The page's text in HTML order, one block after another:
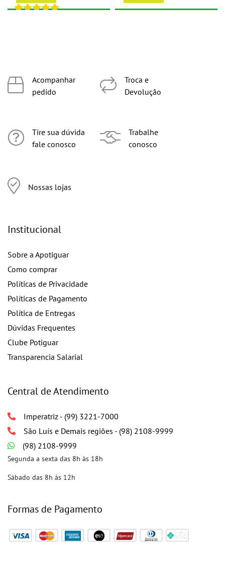
Acompanhar
pedido
Tire sua dúvida
fale conosco
Nossas lojas
Troca e
Devolução
Trabalhe
conosco
Institucional
Sobre a Apotiguar
Como comprar
Políticas de Privacidade
Políticas de Pagamento
Política de Entregas
Dúvidas Frequentes
Clube Potiguar
Transparencia Salarial
Central de Atendimento
Imperatriz - (99) 3221-7000
São Luís e Demais regiões - (98) 2108-9999
(98) 2108-9999
Segunda a sexta das 8h às 18h
Sábado das 8h às 12h
Formas de Pagamento